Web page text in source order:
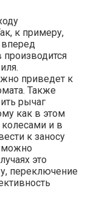
к примеру,
приведет к
Также
рычаг
как в этом
и в
к заносу
это
переключение